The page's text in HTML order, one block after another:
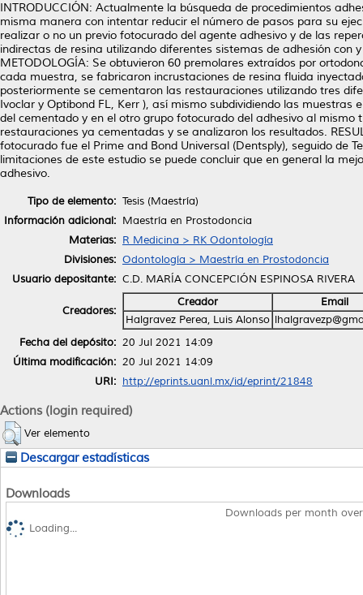
INTRODUCCIÓN: Actualmente la búsqueda de procedimientos
misma manera con intentar reducir el número de pasos para su
realizar o no un previo fotocurado del agente adhesivo y de las
indirectas de resina utilizando diferentes sistemas de adhesión con
METODOLOGÍA: Se obtuvieron 60 premolares extraídos por
cada muestra, se fabricaron incrustaciones de resina fluida
posteriormente se cementaron las restauraciones utilizando tres
Ivoclar y Optibond FL, Kerr ), así mismo subdividiendo las
del cementado y en el otro grupo fotocurado del adhesivo al
restauraciones ya cementadas y se analizaron los resultados.
fotocurado fue el Prime and Bond Universal (Dentsply), seguido de
limitaciones de este estudio se puede concluir que en general la
adhesivo.
Tipo de elemento: Tesis (Maestría)
Información adicional: Maestría en Prostodoncia
Materias: R Medicina > RK Odontología
Divisiones: Odontología > Maestría en Prostodoncia
Usuario depositante: C.D. MARÍA CONCEPCIÓN ESPINOSA RIVERA
Creadores:
Creador
Email
Halgravez Perea, Luis Alonso
Fecha del depósito: 20 Jul 2021 14:09
Última modificación: 20 Jul 2021 14:09
URI: http://eprints.uanl.mx/id/eprint/21848
Actions (login required)
Ver elemento
Descargar estadísticas
Downloads
Downloads per month
Loading...